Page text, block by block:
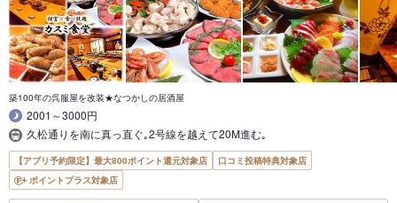
築100年の呉服屋を改装★なつかしの居酒屋
2001～3000円
久松通りを南に真っ直ぐ｡2号線を越えて20M進む｡
【アプリ予約限定】最大800ポイント還元対象店
口コミ投稿特典対象店
ポイントプラス対象店